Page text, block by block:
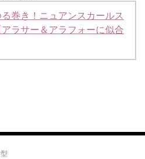
巻き！ニュアンスカールス
アラサー＆アラフォーに似合